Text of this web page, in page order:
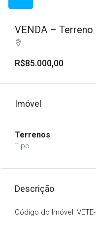
VENDA – Terreno
R$85.000,00
Imóvel
Terrenos
Tipo
Descrição
Código do Imóvel: